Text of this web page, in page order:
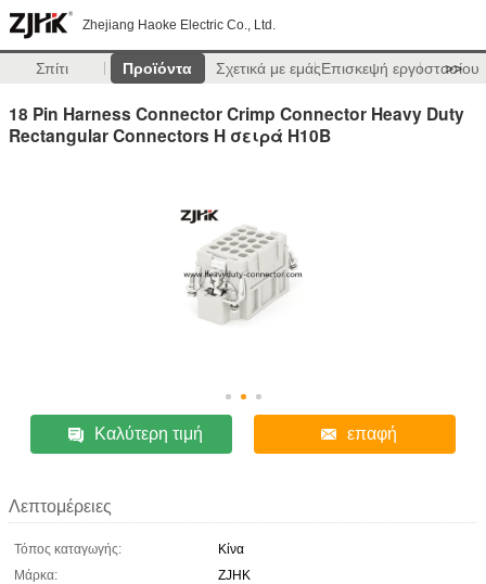
Zhejiang Haoke Electric Co., Ltd.
Σπίτι Προϊόντα Σχετικά με εμάςΕπισκεψή εργοστασίου
>>
18 Pin Harness Connector Crimp Connector Heavy Duty
Rectangular Connectors Η σειρά H10B
Καλύτερη τιμή επαφή
Λεπτομέρειες
Τόπος καταγωγής:
Κίνα
Μάρκα:
ZJHK